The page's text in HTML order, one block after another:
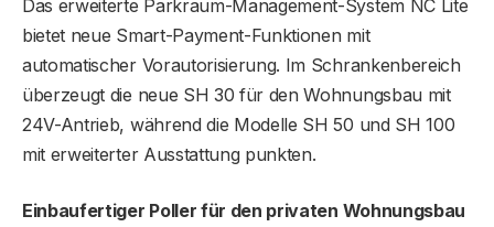
Das erweiterte Parkraum-Management-System NC Lite
bietet neue Smart-Payment-Funktionen mit
automatischer Vorautorisierung. Im Schrankenbereich
überzeugt die neue SH 30 für den Wohnungsbau mit
24V-Antrieb, während die Modelle SH 50 und SH 100
mit erweiterter Ausstattung punkten.
Einbaufertiger Poller für den privaten Wohnungsbau